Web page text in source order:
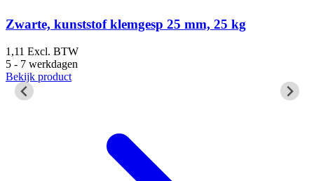
Zwarte, kunststof klemgesp 25 mm, 25 kg
1,11 Excl. BTW
5 - 7 werkdagen
Bekijk product